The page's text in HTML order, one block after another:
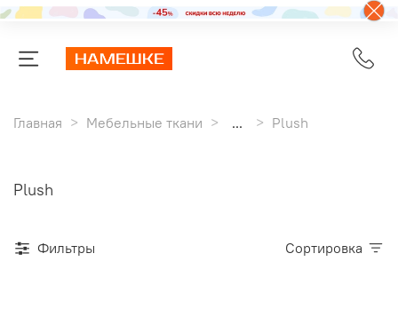
Главная Мебельные ткани ... Plush
Plush
Фильтры Сортировка